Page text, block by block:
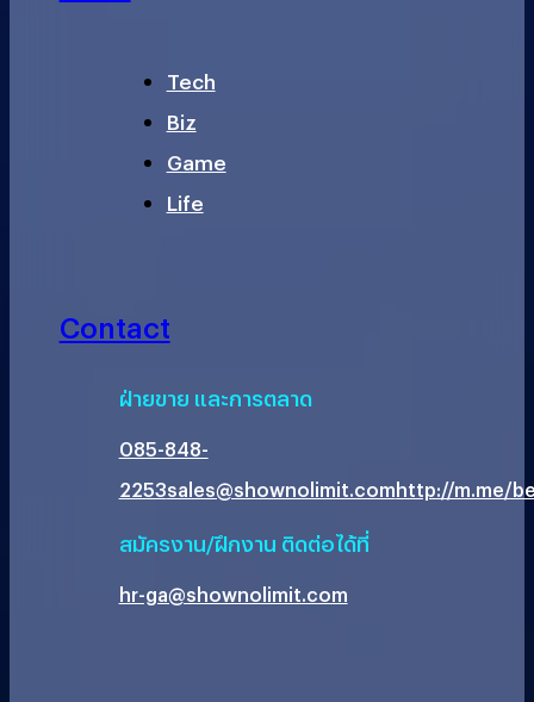
Tech
Biz
Game
Life
Contact
ฝ่ายขาย และการตลาด
085-848-
2253sales@shownolimit.comhttp://m.me/
สมัครงาน/ฝึกงาน ติดต่อได้ที่
hr-ga@shownolimit.com